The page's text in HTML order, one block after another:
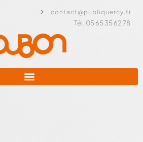
contact@publiquercy.fr
Tél. 05 65 35 62 78